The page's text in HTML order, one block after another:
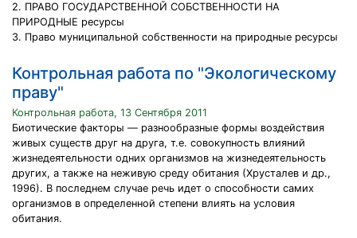
2. ПРАВО ГОСУДАРСТВЕННОЙ СОБСТВЕННОСТИ НА
ПРИРОДНЫЕ ресурсы
3. Право муниципальной собственности на природные ресурсы
Контрольная работа по "Экологическому
праву"
Контрольная работа, 13 Сентября 2011
Биотические факторы — разнообразные формы воздействия
живых существ друг на друга, т.е. совокупность влияний
жизнедеятельности одних организмов на жизнедеятельность
других, а также на неживую среду обитания (Хрусталев и др.,
1996). В последнем случае речь идет о способности самих
организмов в определенной степени влиять на условия
обитания.